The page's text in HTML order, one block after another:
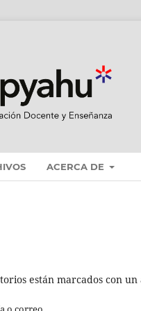
ACERCA DE
están marcados con un